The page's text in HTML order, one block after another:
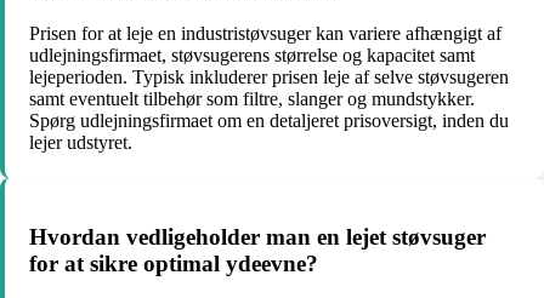
Prisen for at leje en industristøvsuger kan variere afhængigt af
udlejningsfirmaet, støvsugerens størrelse og kapacitet samt
lejeperioden. Typisk inkluderer prisen leje af selve støvsugeren
samt eventuelt tilbehør som filtre, slanger og mundstykker.
Spørg udlejningsfirmaet om en detaljeret prisoversigt, inden du
lejer udstyret.
Hvordan vedligeholder man en lejet støvsuger
for at sikre optimal ydeevne?